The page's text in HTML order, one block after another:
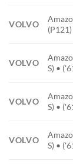
VOLVO
VOLVO
S) •
VOLVO
S) •
VOLVO
S) •